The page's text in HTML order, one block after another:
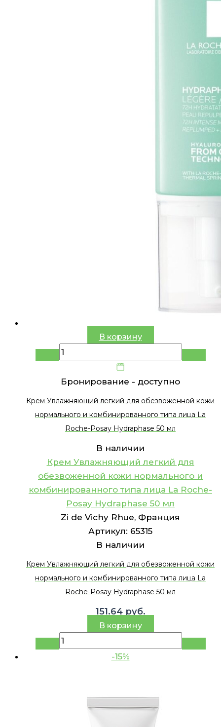
В корзину
Бронирование - доступно
Крем Увлажняющий легкий для обезвоженной кожи
нормального и комбинированного типа лица La
Roche-Posay Hydraphase 50 мл
В наличии
Крем Увлажняющий легкий для
обезвоженной кожи нормального и
комбинированного типа лица La Roche-
Posay Hydraphase 50 мл
Zi de Vichy Rhue, Франция
Артикул: 65315
В наличии
Крем Увлажняющий легкий для обезвоженной кожи
нормального и комбинированного типа лица La
Roche-Posay Hydraphase 50 мл
151.64 руб.
В корзину
-15%